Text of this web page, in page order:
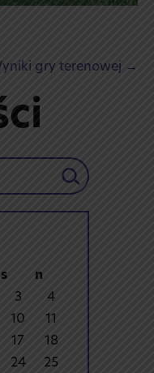
s
n
3
4
10
11
17
18
24
25
gry terenowej →